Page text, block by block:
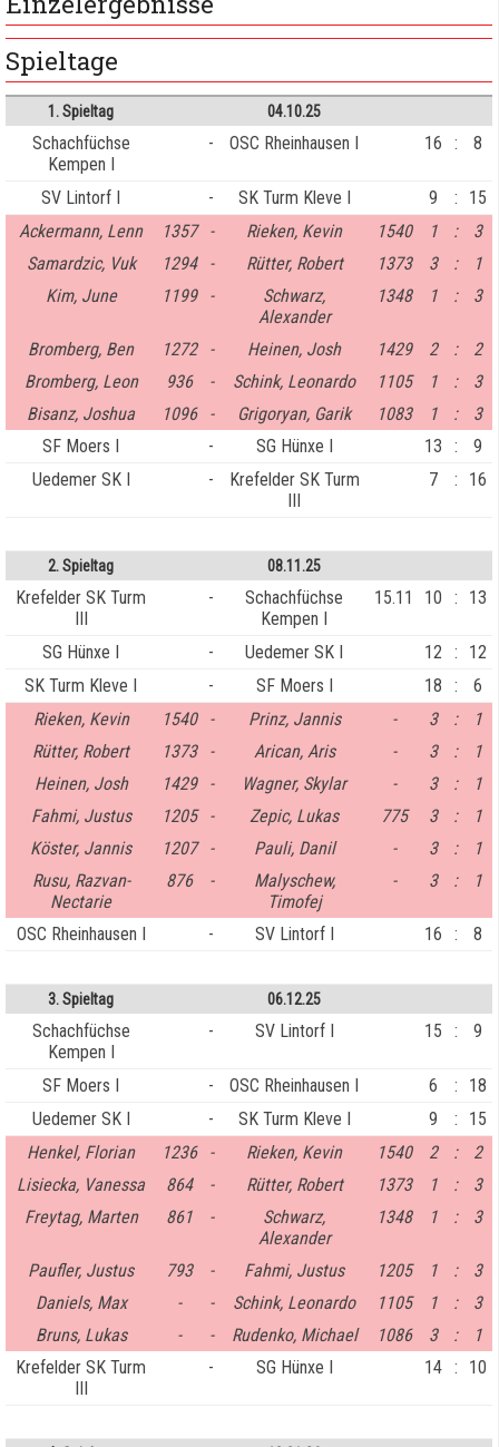
Spieltage
1. Spieltag 04.10.25
Schachfüchse
Kempen I
- OSC Rheinhausen I 16 : 8
SV Lintorf I - SK Turm Kleve I 9 :
15
Ackermann, Lenn
1357 - Rieken, Kevin 1540 1 :
3
Samardzic, Vuk
1294 - Rütter, Robert 1373 3 :
1
Kim, June
1199 -
Schwarz,
Alexander
1348 1 : 3
Bromberg, Ben 1272 - Heinen, Josh 1429 2 :
2
Bromberg, Leon
936 - Schink, Leonardo 1105 1 :
3
Bisanz, Joshua
1096 - Grigoryan, Garik 1083 1 :
3
SF Moers I
- SG Hünxe I 13 :
9
Uedemer SK I
-
Krefelder SK Turm
7 : 16
2. Spieltag 08.11.25
Krefelder SK Turm
-
Schachfüchse
Kempen I
15.11 10 : 13
SG Hünxe I - Uedemer SK I 12 :
12
SK Turm Kleve I
- SF Moers I 18 :
6
Rieken, Kevin
1540 - Prinz, Jannis - 3 :
1
Rütter, Robert
1373 - Arican, Aris - 3 :
1
Heinen, Josh
1429 - Wagner, Skylar - 3 :
1
Fahmi, Justus
1205 - Zepic, Lukas 775 3 :
1
Köster, Jannis
1207 - Pauli, Danil - 3 :
1
Rusu, Razvan-
Nectarie
876 -
Malyschew,
Timofej
- 3 : 1
OSC Rheinhausen I - SV Lintorf I 16 : 8
3. Spieltag 06.12.25
Schachfüchse
Kempen I
- SV Lintorf I 15 : 9
SF Moers I - OSC Rheinhausen I 6 :
18
Uedemer SK I
- SK Turm Kleve I 9 :
15
Henkel, Florian
1236 - Rieken, Kevin 1540 2 :
2
Lisiecka, Vanessa
864 - Rütter, Robert 1373 1 :
3
Freytag, Marten
861 -
Schwarz,
Alexander
1348 1 : 3
Paufler, Justus 793 - Fahmi, Justus 1205 1 :
3
Daniels, Max
- - Schink, Leonardo 1105 1 :
3
Bruns, Lukas
- - Rudenko, Michael 1086 3 :
1
Krefelder SK Turm
- SG Hünxe I 14 : 10